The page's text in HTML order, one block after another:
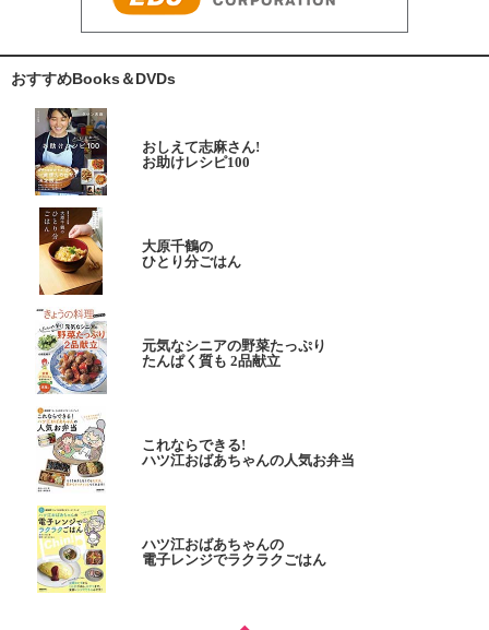
おすすめBooks＆DVDs
おしえて志麻さん!
お助けレシピ100
大原千鶴の
ひとり分ごはん
元気なシニアの野菜たっぷり
たんぱく質も 2品献立
これならできる!
ハツ江おばあちゃんの人気お弁当
ハツ江おばあちゃんの
電子レンジでラクラクごはん